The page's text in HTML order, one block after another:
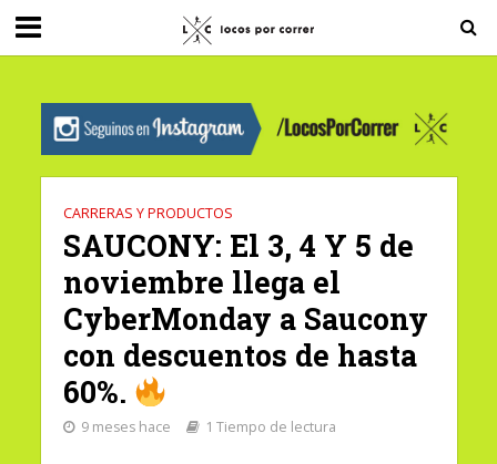
G-0X2PD3RFLV
CARRERAS Y PRODUCTOS
SAUCONY: El 3, 4 Y 5 de
noviembre llega el
CyberMonday a Saucony
con descuentos de hasta
60%.
9 meses hace 1 Tiempo de lectura